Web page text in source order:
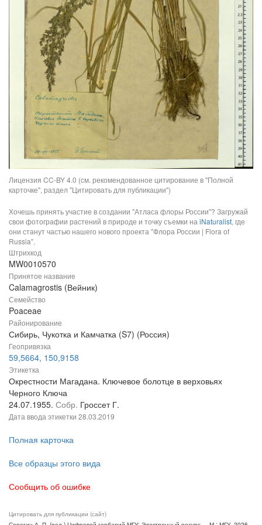
Лицензия CC-BY 4.0 (см. рекомендованное цитирование в "Полной
карточке", раздел "Цитировать для публикации")
Хочешь принять участие в создании "Атласа флоры России"? Загружай
свои фотографии растений в природе и точку съемки наiNaturalist, где
они станут частью нашего нового проекта "Флора России | Flora of
Russia".
Штрихкод
MW0010570
Принятое название
Calamagrostis (Вейник)
Семейство
Poaceae
Районирование
Сибирь, Чукотка и Камчатка (S7) (Россия)
Геопривязка
59,5664, 150,9158
Этикетка
Окрестности Магадана. Ключевое болотце в верховьях
Черного Ключа
24.07.1955. Собр. Гроссет Г.
Дата ввода этикетки 28.03.2019
Полная карточка
Все образцы этого вида
Сообщить об ошибке
Цитировать для публикации (сайт)